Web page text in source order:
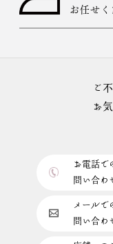
お任せ
ご
お
お電話で
問い合わ
メールで
問い合わ